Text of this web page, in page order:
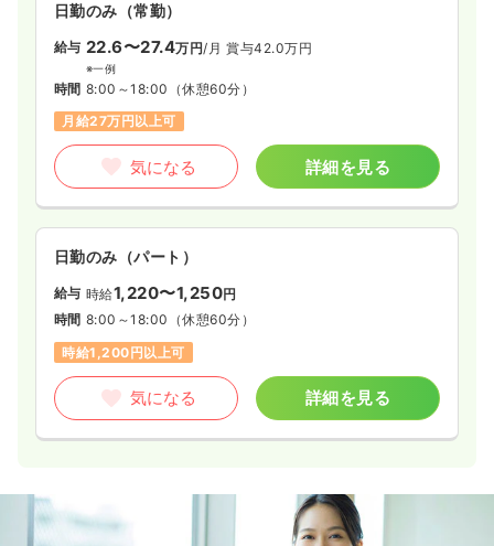
日勤のみ（常勤）
給与 22.6〜27.4万円/月 賞与42.0万円
※一例
時間 8:00～18:00 （休憩60分）
月給27万円以上可
気になる 詳細を見る
日勤のみ（パート）
給与 時給1,220〜1,250円
時間 8:00～18:00 （休憩60分）
時給1,200円以上可
気になる 詳細を見る